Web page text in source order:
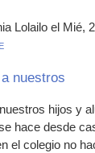
Lolailo el Mié,
nuestros
hijos y
hace desde
el colegio no